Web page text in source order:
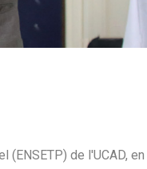
(ENSETP) de l'UCAD, en